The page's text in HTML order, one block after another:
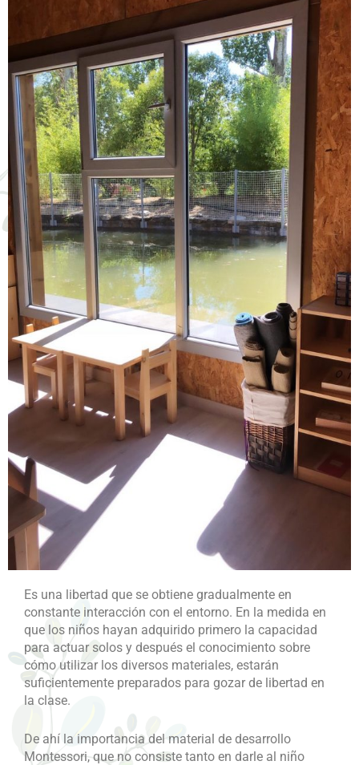
Es una libertad que se obtiene gradualmente en
constante interacción con el entorno. En la medida en
que los niños hayan adquirido primero la capacidad
para actuar solos y después el conocimiento sobre
cómo utilizar los diversos materiales, estarán
suficientemente preparados para gozar de libertad en
la clase.
De ahí la importancia del material de desarrollo
Montessori, que no consiste tanto en darle al niño